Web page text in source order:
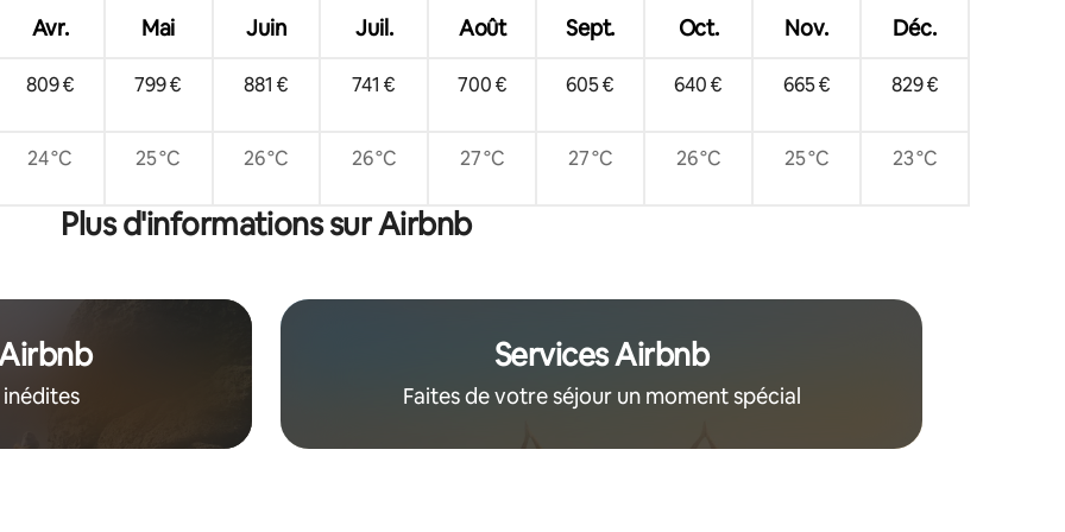
Avr. Mai Juin Juil. Août Sept. Oct. Nov. Déc.
809 € 799 € 881 € 741 € 700 € 605 € 640 € 665 € 829 €
24 °C 25 °C 26 °C 26 °C 27 °C 27 °C 26 °C 25 °C 23 °C
Plus d'informations sur Airbnb
Services Airbnb
Faites de votre séjour un moment spécial